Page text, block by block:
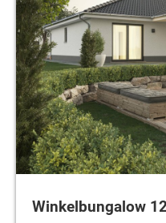
Winkelbungalow